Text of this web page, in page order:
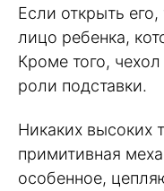
Если открыть
лицо ребенка,
Кроме того,
роли подставки.
Никаких высоких
примитивная
особенное,